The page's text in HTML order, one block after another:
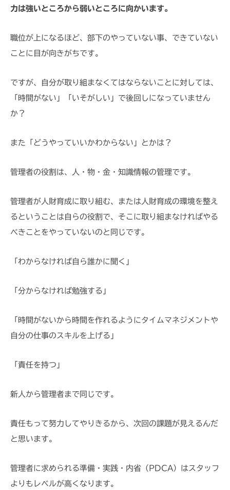
力は強いところから弱いところに向かいます。
職位が上になるほど、部下のやっていない事、できていない
ことに目が向きがちです。
ですが、自分が取り組まなくてはならないことに対しては、
「時間がない」「いそがしい」で後回しになっていません
か？
また「どうやっていいかわからない」とかは？
管理者の役割は、人・物・金・知識情報の管理です。
管理者が人財育成に取り組む、または人財育成の環境を整え
るということは自らの役割で、そこに取り組まなければやる
べきことをやっていないのと同じです。
「わからなければ自ら誰かに聞く」
「分からなければ勉強する」
「時間がないから時間を作れるようにタイムマネジメントや
自分の仕事のスキルを上げる」
「責任を持つ」
新人から管理者まで同じです。
責任もって努力してやりきるから、次回の課題が見えるんだ
と思います。
管理者に求められる準備・実践・内省（PDCA）はスタッフ
よりもレベルが高くなります。